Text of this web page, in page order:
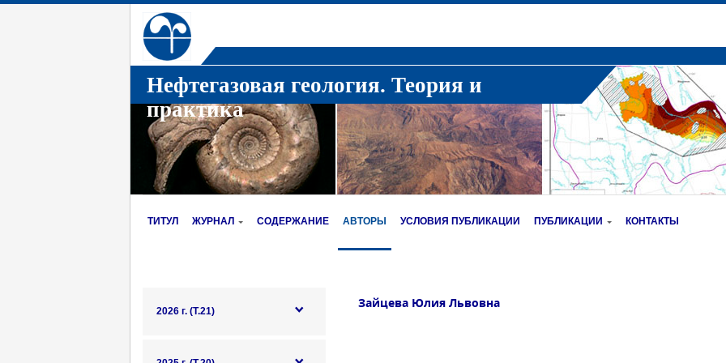
Нефтегазовая геология. Теория и
практика
ТИТУЛ ЖУРНАЛ СОДЕРЖАНИЕ АВТОРЫ УСЛОВИЯ ПУБЛИКАЦИИ ПУБЛИКАЦИИ КОНТАКТЫ
2026 г. (Т.21)
Зайцева Юлия Львовна